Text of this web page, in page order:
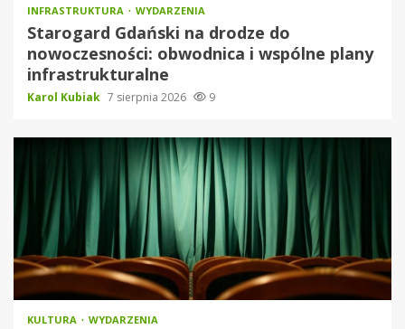
INFRASTRUKTURA WYDARZENIA
Starogard Gdański na drodze do
nowoczesności: obwodnica i wspólne plany
infrastrukturalne
Karol Kubiak 7 sierpnia 2026 9
KULTURA WYDARZENIA